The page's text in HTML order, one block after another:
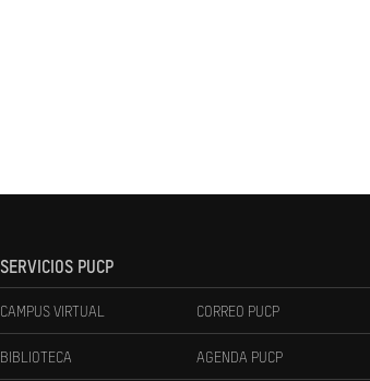
SERVICIOS PUCP
CAMPUS VIRTUAL CORREO PUCP
BIBLIOTECA AGENDA PUCP